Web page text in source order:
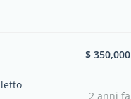
$ 350,000
2 anni fa